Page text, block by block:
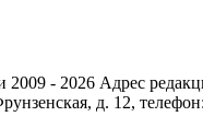
- 2026 Адрес
д. 12,